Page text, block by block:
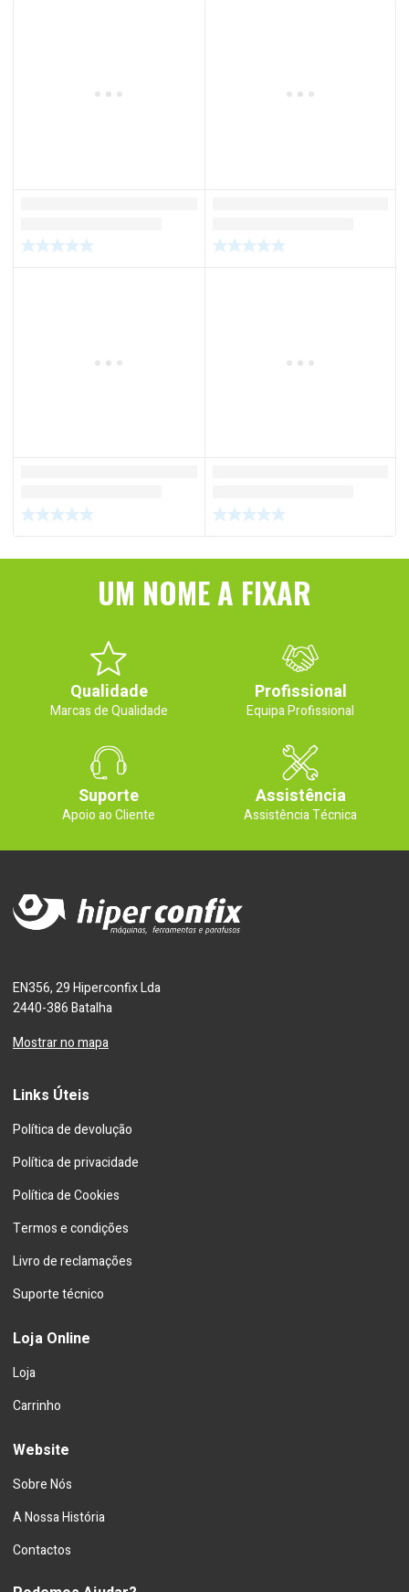
UM NOME A FIXAR
Qualidade
Marcas de Qualidade
Profissional
Equipa Profissional
Suporte
Apoio ao Cliente
Assistência
Assistência Técnica
EN356, 29 Hiperconfix Lda
2440-386 Batalha
Mostrar no mapa
Links Úteis
Política de devolução
Política de privacidade
Política de Cookies
Termos e condições
Livro de reclamações
Suporte técnico
Loja Online
Loja
Carrinho
Website
Sobre Nós
A Nossa História
Contactos